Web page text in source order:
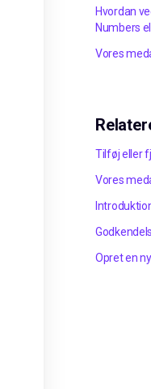
Hvordan
Numbers
Vores
Tilføj eller
Vores
Opret en